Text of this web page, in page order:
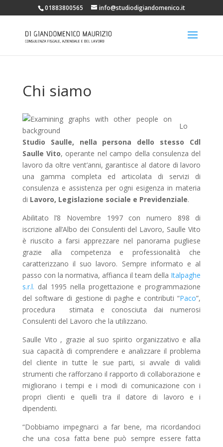
01883800565 info@studiodigiandomenico.it
Chi siamo
Lo
Studio Saulle, nella persona dello stesso Cdl
Saulle Vito, operante nel campo della consulenza del
lavoro da oltre vent’anni, garantisce al datore di lavoro
una gamma completa ed articolata di servizi di
consulenza e assistenza per ogni esigenza in materia
di Lavoro, Legislazione sociale e Previdenziale.
Abilitato l’8 Novembre 1997 con numero 898 di
iscrizione all’Albo dei Consulenti del Lavoro, Saulle Vito
è riuscito a farsi apprezzare nel panorama pugliese
grazie alla competenza e professionalità che
caratterizzano il suo lavoro. Sempre informato e al
passo con la normativa, affianca il team della Italpaghe
s.r.l. dal 1995 nella progettazione e programmazione
del software di gestione di paghe e contributi “Paco”,
procedura stimata e conosciuta dai numerosi
Consulenti del Lavoro che la utilizzano.
Saulle Vito , grazie al suo spirito organizzativo e alla
sua capacità di comprendere e analizzare il problema
del cliente in tutte le sue parti, si avvale di validi
strumenti che rafforzano il rapporto di collaborazione e
migliorano i tempi e i modi di comunicazione con i
propri clienti e quelli tra il datore di lavoro e i
dipendenti.
“Dobbiamo impegnarci a far bene, ma ricordandoci
che una cosa fatta bene può sempre essere fatta